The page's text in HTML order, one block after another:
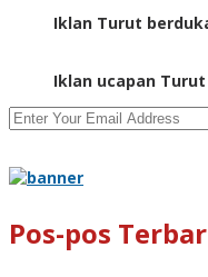
Iklan Turut
Iklan ucapan
Pos-pos